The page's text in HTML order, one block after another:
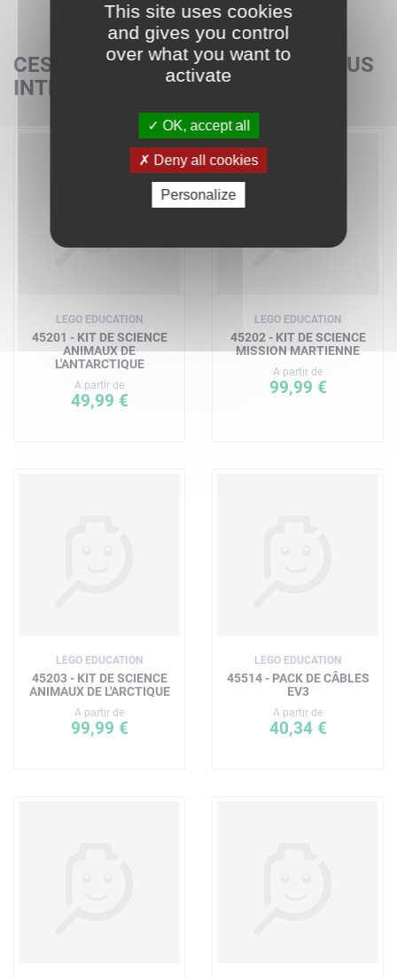
CES SETS POURRAIENT AUSSI VOUS
INTÉRESSER
LEGO EDUCATION
45201 - KIT DE SCIENCE
ANIMAUX DE
L'ANTARCTIQUE
A partir de
49,99 €
LEGO EDUCATION
45202 - KIT DE SCIENCE
MISSION MARTIENNE
A partir de
99,99 €
LEGO EDUCATION
45203 - KIT DE SCIENCE
ANIMAUX DE L'ARCTIQUE
A partir de
99,99 €
LEGO EDUCATION
45514 - PACK DE CÂBLES
EV3
A partir de
40,34 €
This site uses cookies
and gives you control
over what you want to
activate
OK, accept all
Deny all cookies
Personalize